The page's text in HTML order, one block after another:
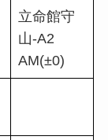
立命館守
山-A2
AM(±0)